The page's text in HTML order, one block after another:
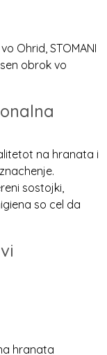
Ohrid, STOMANI
obrok vo
na hranata i
sostojki,
so cel da
hranata